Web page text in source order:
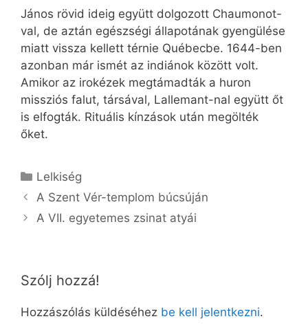
János rövid ideig együtt dolgozott Chaumonot-
val, de aztán egészségi állapotának gyengülése
miatt vissza kellett térnie Québecbe. 1644-ben
azonban már ismét az indiánok között volt.
Amikor az irokézek megtámadták a huron
missziós falut, társával, Lallemant-nal együtt őt
is elfogták. Rituális kínzások után megölték
őket.
Kategória
Lelkiség
A Szent Vér-templom búcsúján
A VII. egyetemes zsinat atyái
Szólj hozzá!
Hozzászólás küldéséhez be kell jelentkezni.